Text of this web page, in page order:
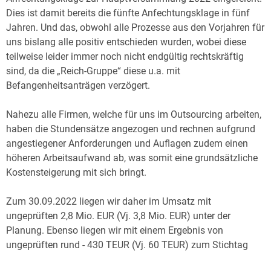
Dies ist damit bereits die fünfte Anfechtungsklage in fünf
Jahren. Und das, obwohl alle Prozesse aus den Vorjahren für
uns bislang alle positiv entschieden wurden, wobei diese
teilweise leider immer noch nicht endgültig rechtskräftig
sind, da die „Reich-Gruppe“ diese u.a. mit
Befangenheitsanträgen verzögert.
Nahezu alle Firmen, welche für uns im Outsourcing arbeiten,
haben die Stundensätze angezogen und rechnen aufgrund
angestiegener Anforderungen und Auflagen zudem einen
höheren Arbeitsaufwand ab, was somit eine grundsätzliche
Kostensteigerung mit sich bringt.
Zum 30.09.2022 liegen wir daher im Umsatz mit
ungeprüften 2,8 Mio. EUR (Vj. 3,8 Mio. EUR) unter der
Planung. Ebenso liegen wir mit einem Ergebnis von
ungeprüften rund - 430 TEUR (Vj. 60 TEUR) zum Stichtag